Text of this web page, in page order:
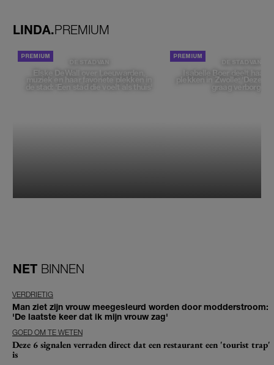
LINDA.PREMIUM
DE STAD VAN
Elske DeWall over Leeuwarden,
muziek en haar favoriete plekken in
de stad: 'Een stad die voelt als thuis'
DE STAD VAN
Isabelle Boer deelt haar
plekken in Zwolle: 'Deze
graag verborgen'
NET BINNEN
VERDRIETIG
Man ziet zijn vrouw meegesleurd worden door modderstroom:
'De laatste keer dat ik mijn vrouw zag'
GOED OM TE WETEN
Deze 6 signalen verraden direct dat een restaurant een 'tourist trap'
is